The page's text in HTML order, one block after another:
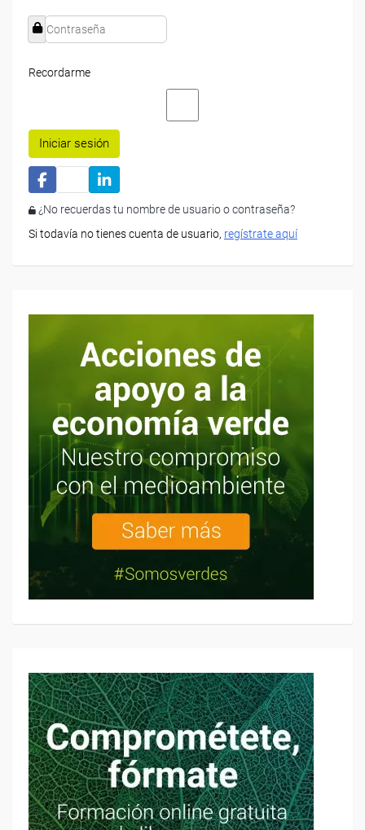
Recordarme
Iniciar sesión
¿No recuerdas tu nombre de usuario o contraseña?
Si todavía no tienes cuenta de usuario, regístrate aquí